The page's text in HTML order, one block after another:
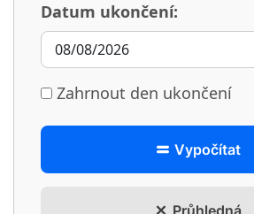
Datum ukončení:
Zahrnout den ukončení
Vypočítat
Průhledná